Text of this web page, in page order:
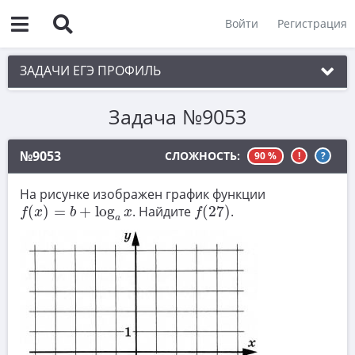
Войти Регистрация
ЗАДАЧИ ЕГЭ ПРОФИЛЬ
1. Планиметрия
2. Векторы
3. Стереометрия
4. Классическое определение вероятности
5. Теория вероятностей
6. Уравнения
7. Нахождение значений выражений
8. Производная
9. Задачи прикладного содержания
Задача №9053
№9053 СЛОЖНОСТЬ: 90 % ! ?
На рисунке изображен график функции
f(x) = b + loga x
f(x)=b+log ax . Найдите f(27)
f(27) .